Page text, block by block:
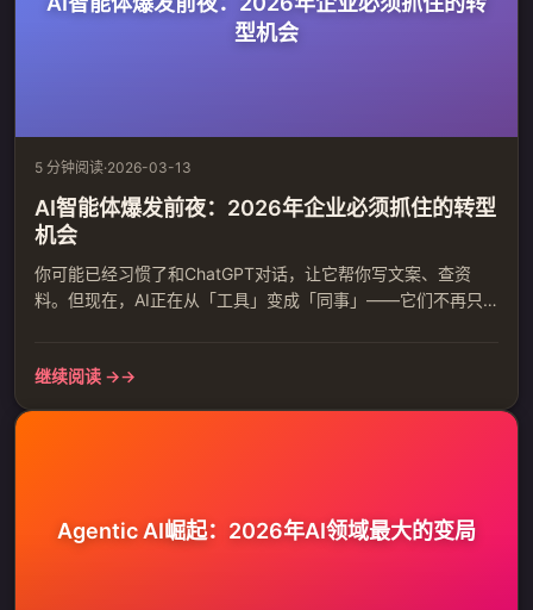
型机会
5 分钟阅读·2026-03-13
AI智能体爆发前夜：2026年企业必须抓住的转型
机会
你可能已经习惯了和ChatGPT对话，让它帮你写文案、查资
料。但现在，AI正在从「工具」变成「同事」——它们不再只
底，40%的企业应用将集成任务专用的AI智能体，而这一数字
继续阅读 →
Agentic AI崛起：2026年AI领域最大的变局